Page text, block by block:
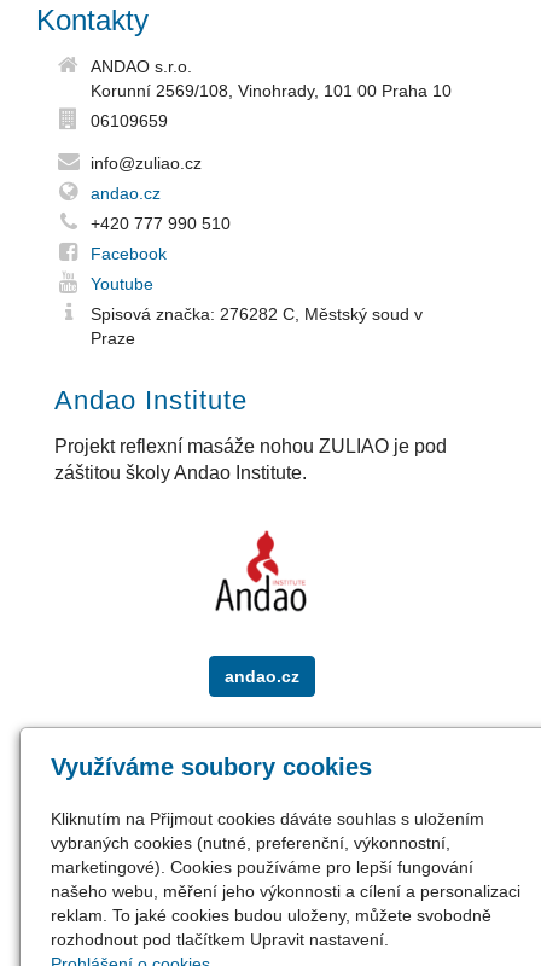
Kontakty
ANDAO s.r.o.
Korunní 2569/108, Vinohrady, 101 00 Praha 10
06109659
info@zuliao.cz
andao.cz
+420 777 990 510
Facebook
Youtube
Spisová značka: 276282 C, Městský soud v
Praze
Andao Institute
Projekt reflexní masáže nohou ZULIAO je pod
záštitou školy Andao Institute.
andao.cz
Oblíbené odkazy
Pediatrická Tuina - masáže pro děti
TČM - 1. škola tradiční čínské medicíny
PRAGON - eshop s produkty TČM
TCM CAP - nakladatelství s knihami o
TCM
Využíváme soubory cookies
Kliknutím na Přijmout cookies dáváte souhlas s uložením
vybraných cookies (nutné, preferenční, výkonnostní,
marketingové). Cookies používáme pro lepší fungování
našeho webu, měření jeho výkonnosti a cílení a personalizaci
reklam. To jaké cookies budou uloženy, můžete svobodně
rozhodnout pod tlačítkem Upravit nastavení.